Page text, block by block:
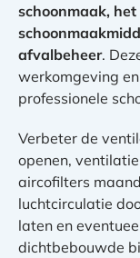
schoonmaak,
afvalbeheer.
werkomgeving
professionele
Verbeter de
openen,
aircofilters
luchtcirculatie
laten en
dichtbebouwde